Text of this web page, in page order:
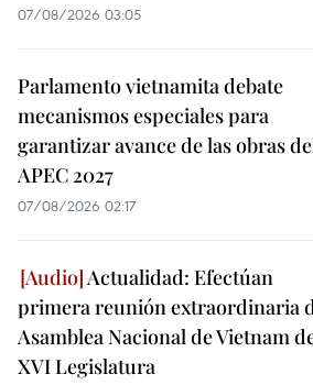
07/08/2026 03:05
Parlamento vietnamita debate
mecanismos especiales para
garantizar avance de las obras
APEC 2027
07/08/2026 02:17
Actualidad: Efectúan
primera reunión extraordinaria
Asamblea Nacional de Vietnam
XVI Legislatura